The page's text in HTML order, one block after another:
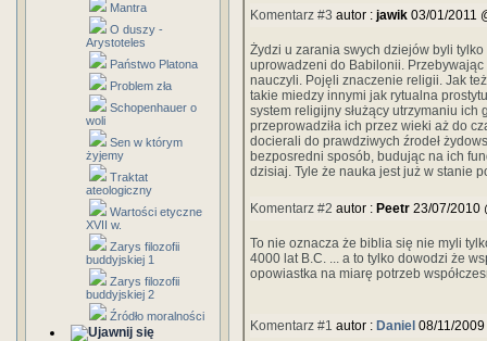
Mantra
O duszy -
Arystoteles
Państwo Platona
Problem zła
Schopenhauer o
woli
Sen w którym
żyjemy
Traktat
ateologiczny
Wartości etyczne
XVII w.
Zarys filozofii
buddyjskiej 1
Zarys filozofii
buddyjskiej 2
Źródło moralności
Komentarz #3 autor : jawik 03/01/2011
Żydzi u zarania swych dziejów byli
uprowadzeni do Babilonii.
nauczyli. Pojęli znaczenie religii. Jak
takie miedzy innymi jak rytualna
system religijny służący utrzymaniu ich
przeprowadziła ich przez wieki aż do
docierali do prawdziwych źrodeł
bezposredni sposób, budując na ich
dzisiaj. Tyle że nauka jest już w stanie
Komentarz #2 autor : Peetr 23/07/2010
To nie oznacza że biblia się nie myli
4000 lat B.C. ... a to tylko dowodzi że
opowiastka na miarę potrzeb
Komentarz #1 autor : Daniel 08/11/